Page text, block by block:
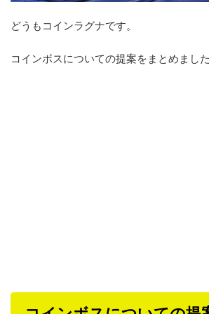
どうもコインラグナです。
コインボスについての提案をまとめまし